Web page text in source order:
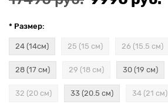
* Размер:
24 (14см) 25 (15 см) 26 (15.5 см)
28 (17 см) 29 (18 см) 30 (19 см)
32 (20 см) 33 (20.5 см) 34 (21 см)